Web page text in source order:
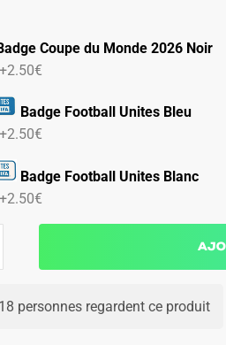
Coupe du Monde 2026 Noir
+2.50€
Badge Football Unites Bleu
+2.50€
Badge Football Unites Blanc
+2.50€
18 personnes regardent ce produit